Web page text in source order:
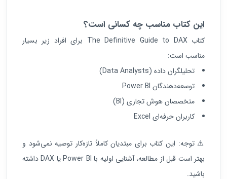
این کتاب مناسب چه کسانی است؟
کتاب The Definitive Guide to DAX برای افراد زیر بسیار
مناسب است:
تحلیلگران داده (Data Analysts)
توسعه‌دهندگان Power BI
متخصصان هوش تجاری (BI)
کاربران حرفه‌ای Excel
⚠️ توجه: این کتاب برای مبتدیان کاملاً تازه‌کار توصیه نمی‌شود و
بهتر است قبل از مطالعه، آشنایی اولیه با Power BI یا DAX داشته
باشید.